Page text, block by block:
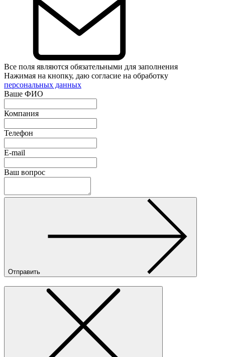
Все поля являются обязательными для заполнения
Нажимая на кнопку, даю согласие на обработку
персональных данных
Ваше ФИО
Компания
Телефон
E-mail
Ваш вопрос
Отправить